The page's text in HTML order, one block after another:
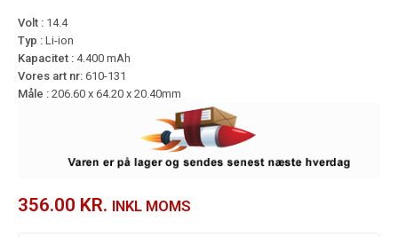
Volt : 14.4
Typ : Li-ion
Kapacitet : 4.400 mAh
Vores art nr: 610-131
Måle : 206.60 x 64.20 x 20.40mm
356.00 KR. INKL MOMS